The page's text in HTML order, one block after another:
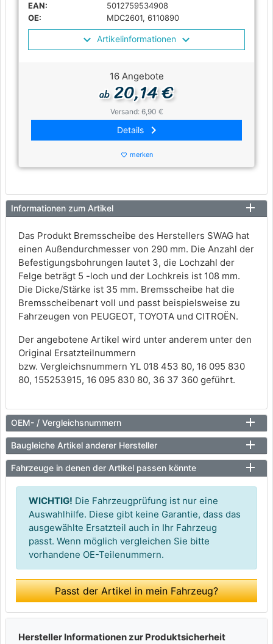
EAN:
5012759534908
OE:
MDC2601, 6110890
Artikelinformationen
16 Angebote
ab20,14 €
Versand: 6,90 €
Details keyboard_arrow_right
favorite_border merken
Informationen zum Artikel
Das Produkt Bremsscheibe des Herstellers SWAG hat
einen Außendurchmesser von 290 mm. Die Anzahl der
Befestigungsbohrungen lautet 3, die Lochzahl der
Felge beträgt 5 -loch und der Lochkreis ist 108 mm.
Die Dicke/Stärke ist 35 mm. Bremsscheibe hat die
Bremsscheibenart voll und passt beispielsweise zu
Fahrzeugen von PEUGEOT, TOYOTA und CITROËN.
Der angebotene Artikel wird unter anderem unter den
Original Ersatzteilnummern
bzw. Vergleichsnummern YL 018 453 80, 16 095 830
80, 155253915, 16 095 830 80, 36 37 360 geführt.
OEM- / Vergleichsnummern
Baugleiche Artikel anderer Hersteller
Fahrzeuge in denen der Artikel passen könnte
WICHTIG! Die Fahrzeugprüfung ist nur eine
Auswahlhilfe. Diese gibt keine Garantie, dass das
ausgewählte Ersatzteil auch in Ihr Fahrzeug
passt. Wenn möglich vergleichen Sie bitte
vorhandene OE-Teilenummern.
Passt der Artikel in mein Fahrzeug?
Hersteller Informationen zur Produktsicherheit